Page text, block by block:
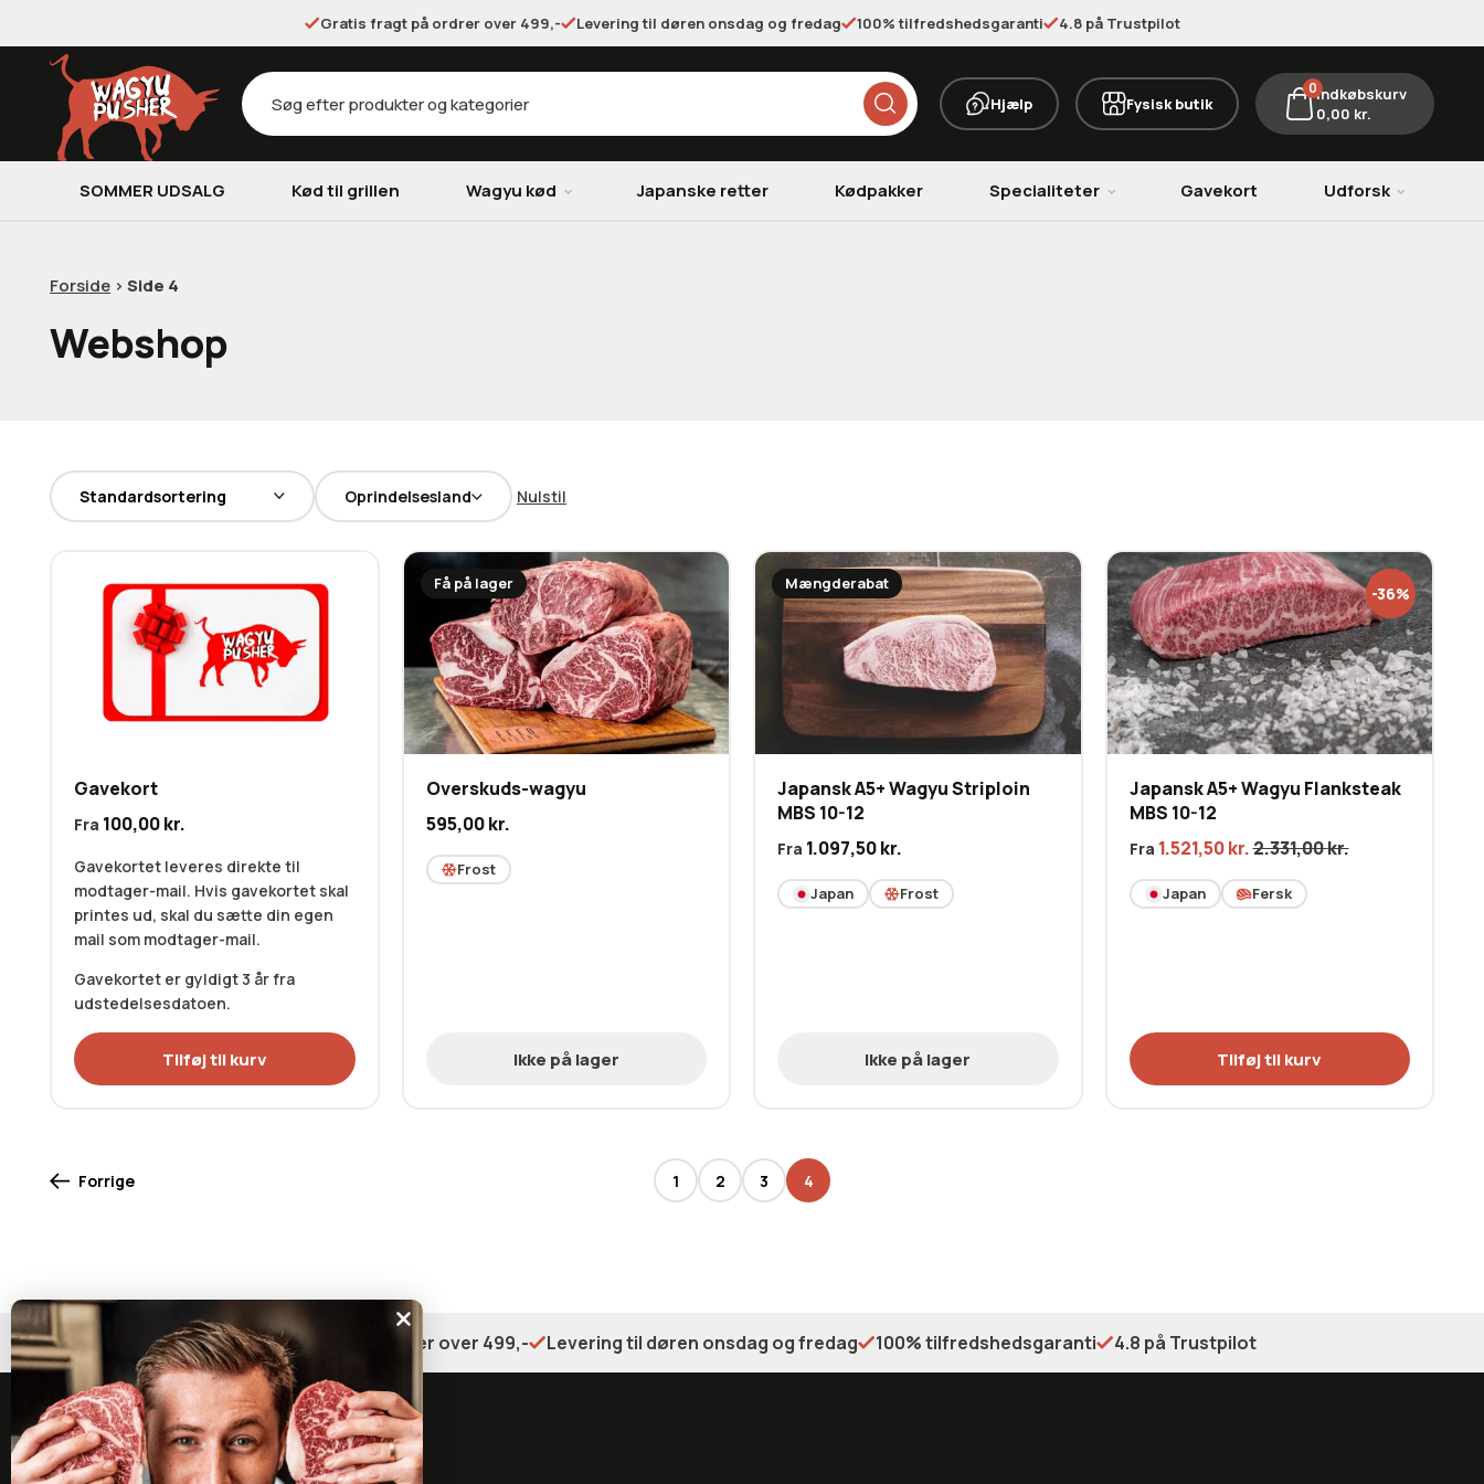
Gratis fragt på ordrer over 499,- Levering til døren onsdag og fredag 100% tilfredshedsgaranti 4.8 på Trustpilot
Products
search Hjælp Fysisk butik
0Indkøbskurv
0,00 kr.
SOMMER UDSALG Kød til grillen Wagyu kød Japanske retter Kødpakker Specialiteter Gavekort Udforsk
Forside > Side 4
Webshop
Oprindelsesland Nulstil
Gavekort
Fra 100,00kr.
Gavekortet leveres direkte til
modtager-mail. Hvis gavekortet skal
printes ud, skal du sætte din egen
mail som modtager-mail.
Gavekortet er gyldigt 3 år fra
udstedelsesdatoen.
Tilføj til kurv
Få på lager
Overskuds-wagyu
595,00kr.
Frost
Ikke på lager
Mængderabat
Japansk A5+ Wagyu Striploin
MBS 10-12
Fra 1.097,50kr.
Japan Frost
Ikke på lager
-36%
Japansk A5+ Wagyu Flanksteak
MBS 10-12
Fra 1.521,50kr.2.331,00kr.
Japan Fersk
Tilføj til kurv
Forrige 1 2 3 4
Gratis fragt på ordrer over 499,- Levering til døren onsdag og fredag 100% tilfredshedsgaranti 4.8 på Trustpilot